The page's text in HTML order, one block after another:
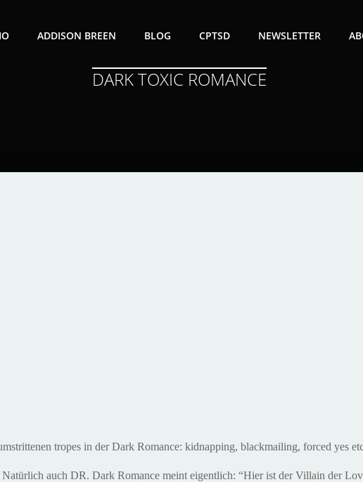
ADDISON BREEN BLOG CPTSD NEWSLETTER
DARK TOXIC ROMANCE
tropes in der Dark Romance: kidnapping, blackmailing, forced yes
auch DR. Dark Romance meint eigentlich: “Hier ist der Villain der